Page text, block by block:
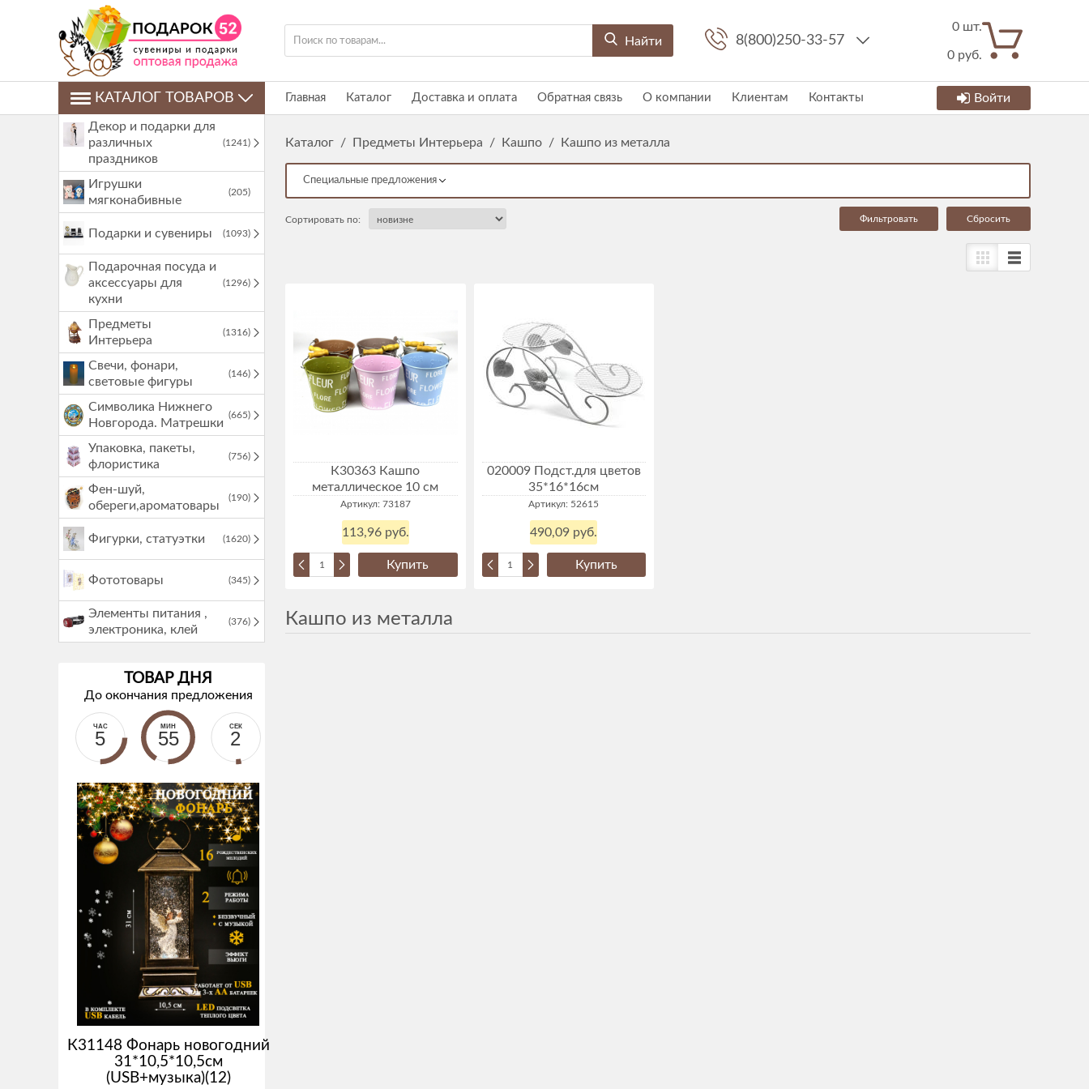
Найти 8(800)250-33-57
0 шт.
0 руб.
КАТАЛОГ ТОВАРОВ
Декор и подарки для
различных
праздников
(1241)
Игрушки
мягконабивные
(205)
Подарки и сувениры (1093)
Подарочная посуда и
аксессуары для
кухни
(1296)
Предметы
Интерьера
(1316)
Свечи, фонари,
световые фигуры
(146)
Символика Нижнего
Новгорода. Матрешки
(665)
Упаковка, пакеты,
флористика
(756)
Фен-шуй,
обереги,ароматовары
(190)
Фигурки, статуэтки (1620)
Фототовары (345)
Элементы питания ,
электроника, клей
(376)
ТОВАР ДНЯ
До окончания предложения
ЧАС
5
МИН
55
СЕК
1
К31148 Фонарь новогодний
31*10,5*10,5см
(USB+музыка)(12)
Главная Каталог Доставка и оплата Обратная связь О компании Клиентам Контакты Войти
Каталог / Предметы Интерьера / Кашпо / Кашпо из металла
Сортировать по:
Специальные предложения
Cбросить
К30363 Кашпо
металлическое 10 см
Артикул: 73187
113,96 руб.
Купить
020009 Подст.для цветов
35*16*16см
Артикул: 52615
490,09 руб.
Купить
Кашпо из металла